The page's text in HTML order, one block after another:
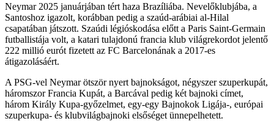
Neymar 2025 januárjában tért haza Brazíliába. Nevelőklubjába, a
Santoshoz igazolt, korábban pedig a szaúd-arábiai al-Hilal
csapatában játszott. Szaúdi légióskodása előtt a Paris Saint-Germain
futballistája volt, a katari tulajdonú francia klub világrekordot jelentő
222 millió eurót fizetett az FC Barcelonának a 2017-es
átigazolásáért.
A PSG-vel Neymar ötször nyert bajnokságot, négyszer szuperkupát,
háromszor Francia Kupát, a Barcával pedig két bajnoki címet,
három Király Kupa-győzelmet, egy-egy Bajnokok Ligája-, európai
szuperkupa- és klubvilágbajnoki elsőséget ünnepelhetett.